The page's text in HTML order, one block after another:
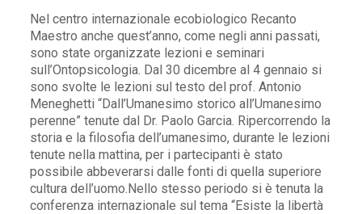
Nel centro internazionale ecobiologico Recanto
Maestro anche quest’anno, come negli anni passati,
sono state organizzate lezioni e seminari
sull’Ontopsicologia. Dal 30 dicembre al 4 gennaio si
sono svolte le lezioni sul testo del prof. Antonio
Meneghetti “Dall’Umanesimo storico all’Umanesimo
perenne” tenute dal Dr. Paolo Garcia. Ripercorrendo la
storia e la filosofia dell’umanesimo, durante le lezioni
tenute nella mattina, per i partecipanti è stato
possibile abbeverarsi dalle fonti di quella superiore
cultura dell’uomo.Nello stesso periodo si è tenuta la
conferenza internazionale sul tema “Esiste la libertà